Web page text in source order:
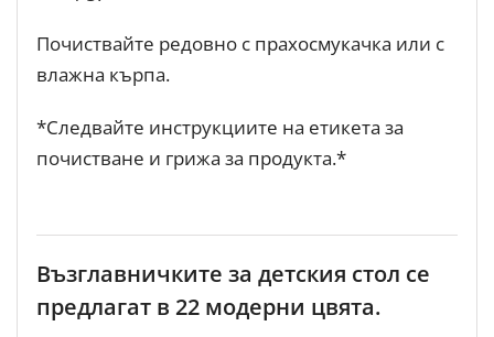
Почиствайте редовно с прахосмукачка или с
влажна кърпа.
*Следвайте инструкциите на етикета за
почистване и грижа за продукта.*
Възглавничките за детския стол се
предлагат в 22 модерни цвята.